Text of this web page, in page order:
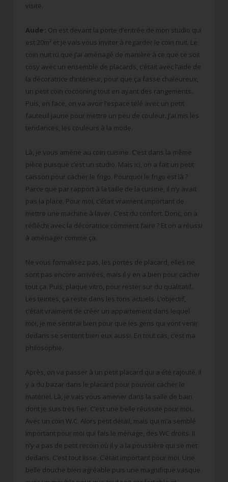
visite.
Aude : On est devant la porte d’entrée de mon studio qui
est 20m² et je vais vous inviter à regarder le coin nuit. Le
coin nuit ici que j’ai aménagé de manière à ce que ce soit
cosy avec un ensemble de placards, c’était avec l’aide de
la décoratrice d’intérieur, pour que ça fasse chaleureux,
un petit coin cocooning tout en ayant des rangements.
Puis, en face, on va avoir l’espace télé avec un petit
fauteuil jaune pour mettre un peu de couleur. J’ai mis les
tendances, les couleurs à la mode.
Là, je vous amène au coin cuisine. C’est dans la même
pièce puisque c’est un studio. Mais ici, on a fait un petit
caisson pour cacher le frigo. Pourquoi le frigo est là ?
Parce que par rapport à la taille de la cuisine, il n’y avait
pas la place. Pour moi, c’était vraiment important de
mettre une machine à laver. C’est du confort. Donc, on a
réfléchi avec la décoratrice comment faire ? Et on a réussi
à aménager comme ça.
Ne vous formalisez pas, les portes de placard, elles ne
sont pas encore arrivées, mais il y en a bien pour cacher
tout ça. Puis, plaque vitro, pour rester sur du qualitatif.
Les teintes, ça reste dans les tons actuels. L’objectif,
c’était vraiment de créer un appartement dans lequel
moi, je me sentirai bien pour que les gens qui vont venir
dedans se sentent bien eux aussi. En tout cas, c’est ma
philosophie.
Après, on va passer à un petit placard qui a été rajouté. Il
y a du bazar dans le placard pour pouvoir cacher le
matériel. Là, je vais vous amener dans la salle de bain
dont je suis très fier. C’est une belle réussite pour moi.
Avec un coin W.C. Alors petit détail, mais qui m’a semblé
important pour moi qui fais le ménage, des WC droits. Il
n’y a pas de petit recoin où il y a la poussière qui se met
dedans. C’est tout lisse. C’était important pour moi. Une
belle douche bien agréable puis une magnifique vasque